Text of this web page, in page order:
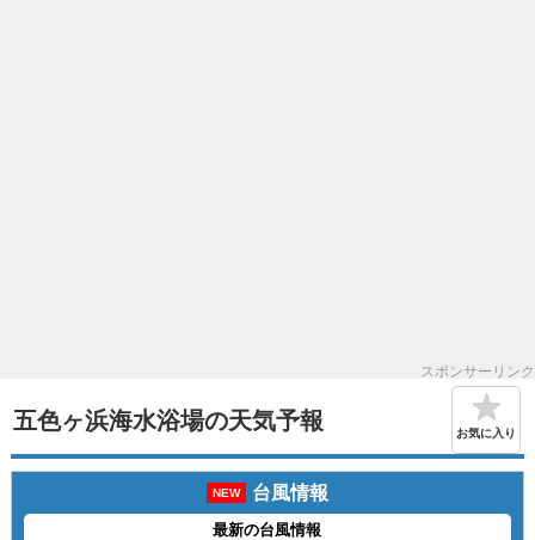
スポンサーリンク
五色ヶ浜海水浴場の天気予報 お気に入り
NEW 台風情報
最新の台風情報